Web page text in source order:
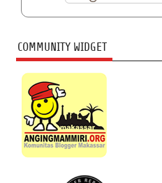
COMMUNITY WIDGET